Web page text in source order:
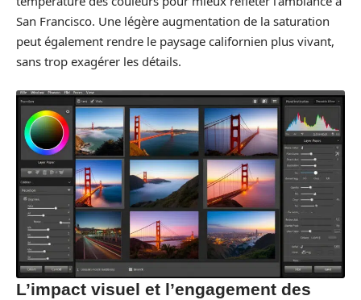
San Francisco. Une légère augmentation de la saturation
peut également rendre le paysage californien plus vivant,
sans trop exagérer les détails.
L’impact visuel et l’engagement des